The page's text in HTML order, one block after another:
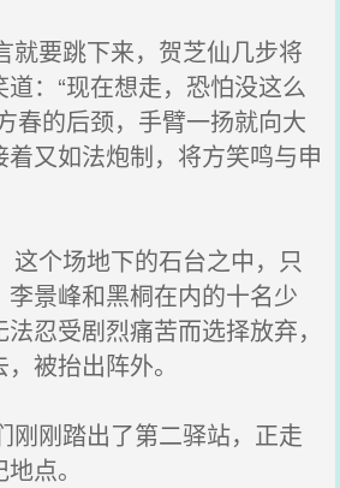
要跳下来，贺芝仙几步将
：“现在想走，恐怕没这么
春的后颈，手臂一扬就向大
又如法炮制，将方笑鸣与申
个场地下的石台之中，只
景峰和黑桐在内的十名少
忍受剧烈痛苦而选择放弃，
被抬出阵外。
刚踏出了第二驿站，正走
点。